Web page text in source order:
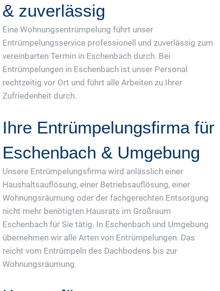
& zuverlässig
Eine Wohnungsentrümpelung führt unser
Entrümpelungsservice professionell und zuverlässig zum
vereinbarten Termin in Eschenbach durch. Bei
Entrümpelungen in Eschenbach ist unser Personal
rechtzeitig vor Ort und führt alle Arbeiten zu Ihrer
Zufriedenheit durch.
Ihre Entrümpelungsfirma für
Eschenbach & Umgebung
Unsere Entrümpelungsfirma wird anlässlich einer
Haushaltsauflösung, einer Betriebsauflösung, einer
Wohnungsräumung oder der fachgerechten Entsorgung
nicht mehr benötigten Hausrats im Großraum
Eschenbach für Sie tätig. In Eschenbach und Umgebung
übernehmen wir alle Arten von Entrümpelungen. Das
reicht vom Entrümpeln des Dachbodens bis zur
Wohnungsräumung.